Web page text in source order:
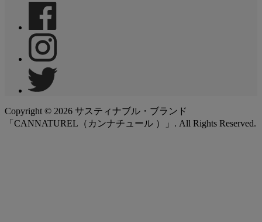
Copyright © 2026 サスティナブル・ブランド
「CANNATUREL（カンナチュール ）」. All Rights Reserved.